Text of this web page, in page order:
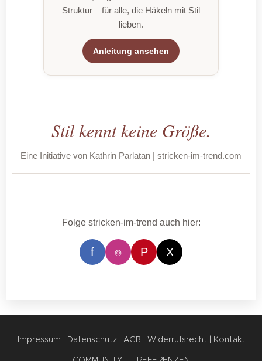
Struktur – für alle, die Häkeln mit Stil
lieben.
Anleitung ansehen
Stil kennt keine Größe.
Eine Initiative von Kathrin Parlatan | stricken-im-trend.com
Folge stricken-im-trend auch hier:
f ⌾ P X
Impressum | Datenschutz| AGB | Widerrufsrecht | Kontakt